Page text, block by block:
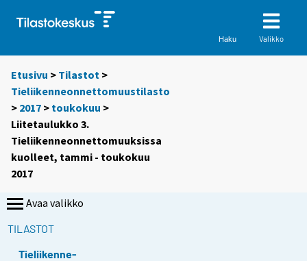
Haku Valikko
Etusivu > Tilastot >
Tieliikenneonnettomuustilasto
> 2017 > toukokuu >
Liitetaulukko 3.
Tieliikenneonnettomuuksissa
kuolleet, tammi - toukokuu
2017
Avaa valikko
TILASTOT
Tieliikenne-